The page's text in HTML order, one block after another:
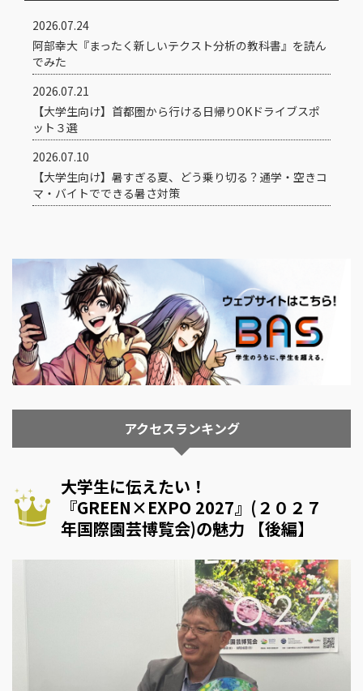
2026.07.24
阿部幸大『まったく新しいテクスト分析の教科書』を読ん
でみた
2026.07.21
【大学生向け】首都圏から行ける日帰りOKドライブスポ
ット３選
2026.07.10
【大学生向け】暑すぎる夏、どう乗り切る？通学・空きコ
マ・バイトでできる暑さ対策
アクセスランキング
大学生に伝えたい！
『GREEN×EXPO 2027』(２０２７
年国際園芸博覧会)の魅力 【後編】